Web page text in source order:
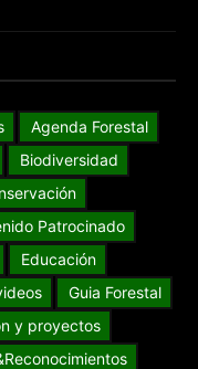
Agenda Forestal
Biodiversidad
Patrocinado
Educación
Guia Forestal
y proyectos